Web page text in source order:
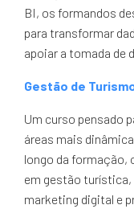
BI, os formandos
para transformar
apoiar a tomada de
Gestão de
Um curso pensado
áreas mais
longo da formação,
em gestão
marketing digital e